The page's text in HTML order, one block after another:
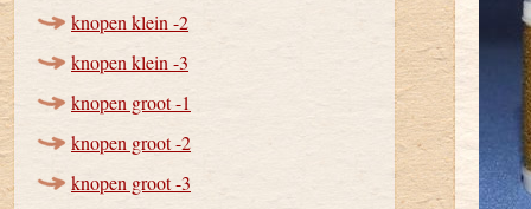
knopen klein -2
knopen klein -3
knopen groot -1
knopen groot -2
knopen groot -3